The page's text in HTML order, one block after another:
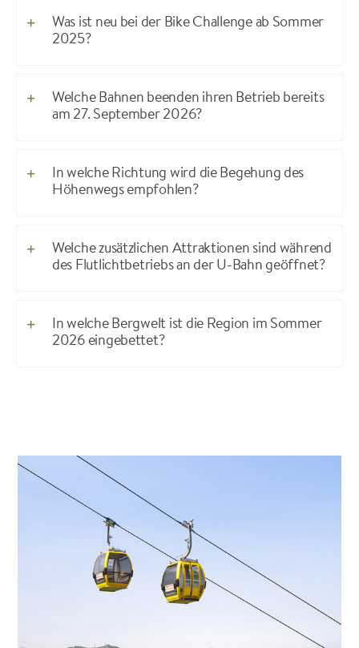
Was ist neu bei der Bike Challenge ab Sommer
2025?
Welche Bahnen beenden ihren Betrieb bereits
am 27. September 2026?
In welche Richtung wird die Begehung des
Höhenwegs empfohlen?
Welche zusätzlichen Attraktionen sind während
des Flutlichtbetriebs an der U-Bahn geöffnet?
In welche Bergwelt ist die Region im Sommer
2026 eingebettet?